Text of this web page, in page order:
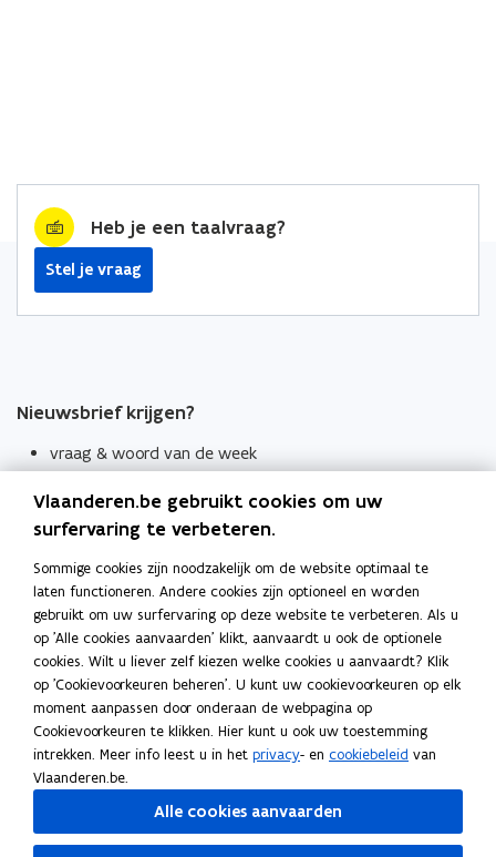
Heb je een taalvraag?
Stel je vraag
Nieuwsbrief krijgen?
vraag & woord van de week
Schrijf je in
Thema's
Taaladviezen
Spellingregels
Tips voor duidelijke taal
Bekijk ook
Spellingtests
Boek- en webwijzer
Vlaanderen.be gebruikt cookies om uw
surfervaring te verbeteren.
Sommige cookies zijn noodzakelijk om de website optimaal te
laten functioneren. Andere cookies zijn optioneel en worden
gebruikt om uw surfervaring op deze website te verbeteren. Als u
op 'Alle cookies aanvaarden' klikt, aanvaardt u ook de optionele
cookies. Wilt u liever zelf kiezen welke cookies u aanvaardt? Klik
op 'Cookievoorkeuren beheren'. U kunt uw cookievoorkeuren op elk
moment aanpassen door onderaan de webpagina op
Cookievoorkeuren te klikken. Hier kunt u ook uw toestemming
intrekken. Meer info leest u in het privacy- en cookiebeleid van
Vlaanderen.be.
Alle cookies aanvaarden